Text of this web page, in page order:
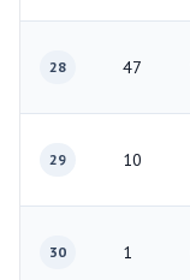
28 47
29 10
30 1